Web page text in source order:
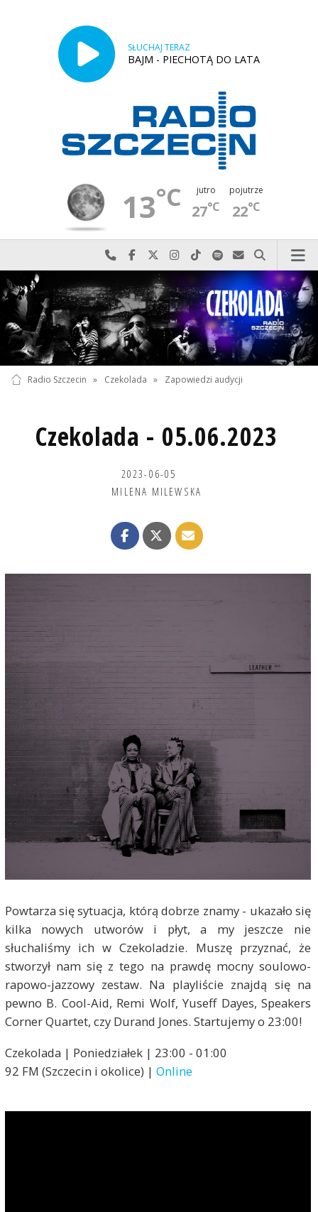
SŁUCHAJ TERAZ
BAJM - PIECHOTĄ DO LATA
13°C jutro
27°C
pojutrze
22°C
Najlepiej po prostu do nas zadzwoń
Odwiedź nas na Facebook-u
Odwiedź nas na X
Odwiedź nas na Instagram-ie
Odwiedź nas na TikTok-u
Szukaj nas na Spotify
Wyślij do nas
Szukaj
Radio Szczecin » Czekolada » Zapowiedzi audycji
Czekolada - 05.06.2023
2023-06-05
MILENA MILEWSKA
Powtarza się sytuacja, którą dobrze znamy - ukazało się
kilka nowych utworów i płyt, a my jeszcze nie
słuchaliśmy ich w Czekoladzie. Muszę przyznać, że
stworzył nam się z tego na prawdę mocny soulowo-
rapowo-jazzowy zestaw. Na playliście znajdą się na
pewno B. Cool-Aid, Remi Wolf, Yuseff Dayes, Speakers
Corner Quartet, czy Durand Jones. Startujemy o 23:00!
Czekolada | Poniedziałek | 23:00 - 01:00
92 FM (Szczecin i okolice) | Online